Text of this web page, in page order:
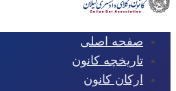
صفحه اصلی
تاریخچه کانون
ارکان کانون